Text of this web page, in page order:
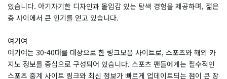
있습니다. 아기자기한 디자인과 몰입감 있는 탐색 경험을 제공하며, 젊은
층 사이에서 큰 인기를 얻고 있습니다.
여기여
여기여는 30-40대를 대상으로 한 링크모음 사이트로, 스포츠와 해외 카
지노 정보를 중심으로 구성되어 있습니다. 스포츠 팬들에게는 필수적인
스포츠 중계 사이트 링크와 최신 정보가 빠르게 업데이트되는 점이 큰 장